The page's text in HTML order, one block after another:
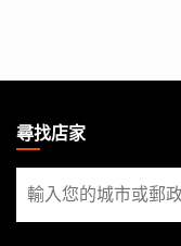
THE
GATHERING
FOOTER
尋找店家
尋
找